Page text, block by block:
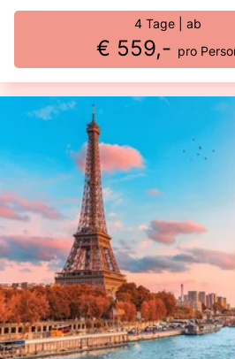
4 Tage | ab
€ 559,- pro